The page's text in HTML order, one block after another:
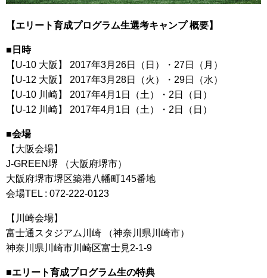
【エリート育成プログラム生選考キャンプ 概要】
■日時
【U-10 大阪】 2017年3月26日（日）・27日（月）
【U-12 大阪】 2017年3月28日（火）・29日（水）
【U-10 川崎】 2017年4月1日（土）・2日（日）
【U-12 川崎】 2017年4月1日（土）・2日（日）
■会場
【大阪会場】
J-GREEN堺 （大阪府堺市）
大阪府堺市堺区築港八幡町145番地
会場TEL : 072-222-0123
【川崎会場】
富士通スタジアム川崎 （神奈川県川崎市）
神奈川県川崎市川崎区富士見2-1-9
■エリート育成プログラム生の特典